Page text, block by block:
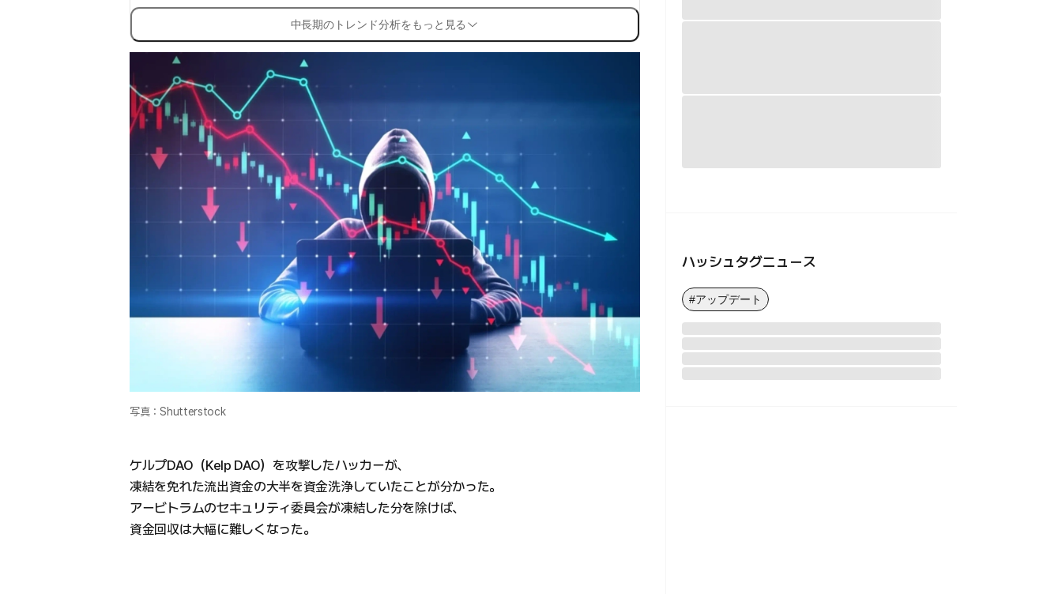
中長期のトレンド分析をもっと見る
写真：Shutterstock
ケルプDAO（Kelp DAO）を攻撃したハッカーが、
凍結を免れた流出資金の大半を資金洗浄していたことが分かった。
アービトラムのセキュリティ委員会が凍結した分を除けば、
資金回収は大幅に難しくなった。
ハッシュタグニュース
#アップデート